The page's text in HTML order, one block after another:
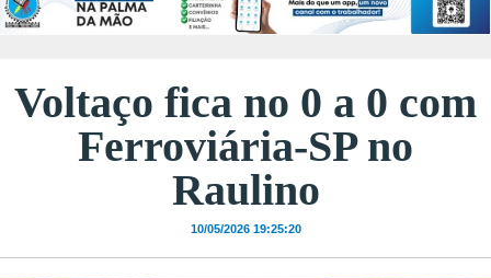
Voltaço fica no 0 a 0 com
Ferroviária-SP no
Raulino
10/05/2026 19:25:20